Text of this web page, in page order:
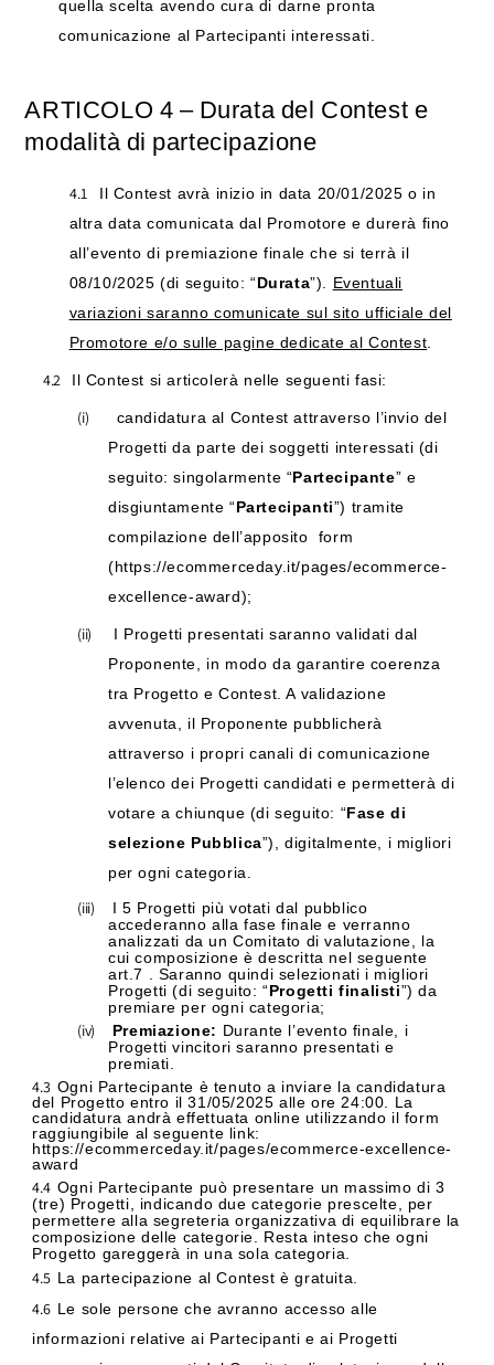
quella scelta avendo cura di darne pronta
comunicazione al Partecipanti interessati.
ARTICOLO 4 – Durata del Contest e
modalità di partecipazione
4.1
Il Contest avrà inizio in data 20/01/2025 o in
altra data comunicata dal Promotore e durerà fino
all’evento di premiazione finale che si terrà il
08/10/2025 (di seguito: “Durata”). Eventuali
variazioni saranno comunicate sul sito ufficiale del
Promotore e/o sulle pagine dedicate al Contest
4.2 Il Contest si articolerà nelle seguenti fasi:
(i)
candidatura al Contest attraverso l’invio del
Progetti da parte dei soggetti interessati (di
seguito: singolarmente “Partecipante” e
disgiuntamente “Partecipanti”) tramite
compilazione dell’apposito
form
(https://ecommerceday.it/pages/ecommerce-
excellence-award);
(ii)
I Progetti presentati saranno validati dal
Proponente, in modo da garantire coerenza
tra Progetto e Contest. A validazione
avvenuta, il Proponente pubblicherà
attraverso i propri canali di comunicazione
l’elenco dei Progetti candidati e permetterà di
votare a chiunque (di seguito: “Fase di
selezione Pubblica”), digitalmente, i migliori
per ogni categoria.
(iii)
I 5 Progetti più votati dal pubblico
accederanno alla fase finale e verranno
analizzati da un Comitato di valutazione, la
cui composizione è descritta nel seguente
art.7 . Saranno quindi selezionati i migliori
Progetti (di seguito: “Progetti finalisti”) da
premiare per ogni categoria;
(iv) Premiazione: Durante l’evento finale, i
Progetti vincitori saranno presentati e
premiati.
4.3 Ogni Partecipante è tenuto a inviare la candidatura
del Progetto entro il 31/05/2025 alle ore 24:00. La
candidatura andrà effettuata online utilizzando il form
raggiungibile al seguente link:
https://ecommerceday.it/pages/ecommerce-excellence-
award
4.4 Ogni Partecipante può presentare un massimo di 3
(tre) Progetti, indicando due categorie prescelte, per
permettere alla segreteria organizzativa di equilibrare la
composizione delle categorie. Resta inteso che ogni
Progetto gareggerà in una sola categoria.
4.5 La partecipazione al Contest è gratuita.
4.6 Le sole persone che avranno accesso alle
informazioni relative ai Partecipanti e ai Progetti